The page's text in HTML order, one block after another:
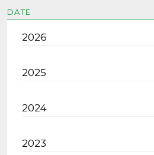
DATE
2026
2025
2024
2023